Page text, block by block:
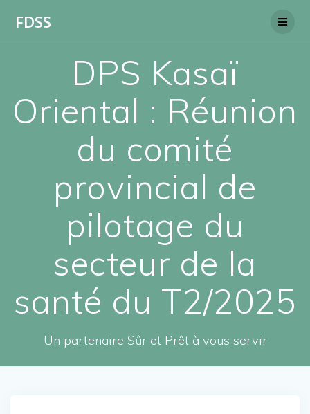
FDSS
DPS Kasaï
Oriental : Réunion
du comité
provincial de
pilotage du
secteur de la
santé du T2/2025
Un partenaire Sûr et Prêt à vous servir